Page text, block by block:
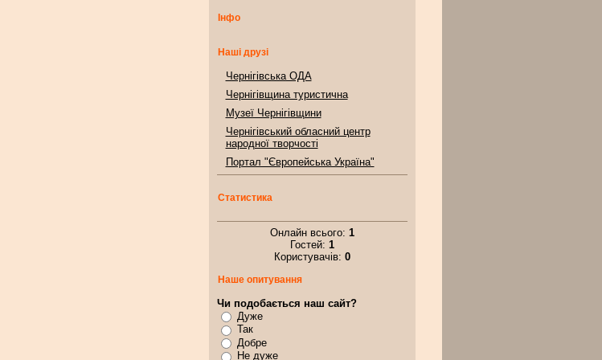
Інфо
Наші друзі
Чернігівська ОДА
Чернігівщина туристична
Музеї Чернігівщини
Чернігівський обласний центр
народної творчості
Портал "Європейська Україна"
Статистика
Онлайн всього: 1
Гостей: 1
Користувачів: 0
Наше опитування
Чи подобається наш сайт?
Дуже
Так
Добре
Не дуже